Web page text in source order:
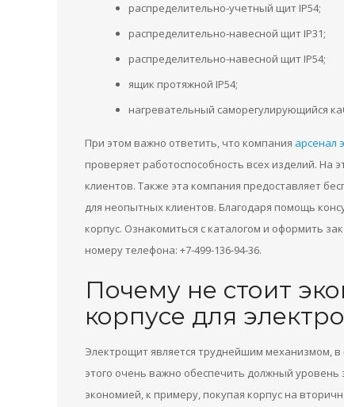
распределительно-учетный щит IP54;
распределительно-навесной щит IP31;
распределительно-навесной щит IP54;
ящик протяжной IP54;
нагревательный саморегулирующийся
При этом важно ответить, что компания арсенал
проверяет работоспособность всех изделий.
клиентов. Также эта компания предоставляет
для неопытных клиентов. Благодаря помощь
корпус. Ознакомиться с каталогом и оформить
номеру телефона: +7-499-136-94-36.
Почему не стоит
корпусе для
Электрощит является труднейшим механизмом,
этого очень важно обеспечить должный
экономией, к примеру, покупая корпус на